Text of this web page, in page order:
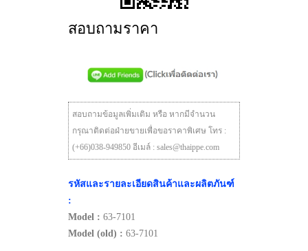
สอบถามราคา
สอบถามข้อมูลเพิ่มเติม หรือ หากมีจำนวน
กรุณาติดต่อฝ่ายขายเพื่อขอราคาพิเศษ โทร :
(+66)038-949850 อีเมล์ : sales@thaippe.com
รหัสและรายละเอียดสินค้าและผลิตภันฑ์
:
Model : 63-7101
Model (old) : 63-7101